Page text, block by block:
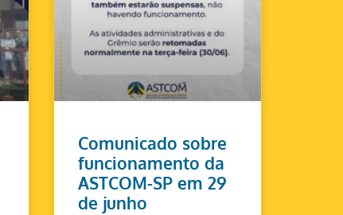
Comunicado sobre
funcionamento da
ASTCOM-SP em 29
de junho